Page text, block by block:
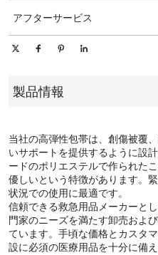
アフターサービス
製品情報
当社の高弾性包帯は、創傷被覆
いサポートを提供するように設
ードのポリエステルで作られた
優しいという特徴があります。
状況での使用に最適です。
信頼できる救急用品メーカーと
門家のニーズを満たす卸売およ
ています。手頃な価格とカスタ
設に必須の医療用品を十分に備